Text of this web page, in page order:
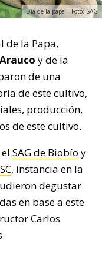
Día de la papa | Foto: SAG
de la Papa,
y de la
de una
de este cultivo,
producción,
de este cultivo.
SAG de Biobío y
, instancia en la
degustar
en base a este
Carlos